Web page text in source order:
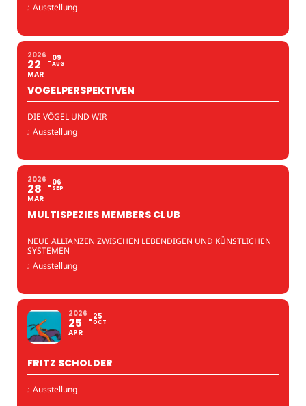
: Ausstellung
2026
22
MAR
09
AUG
VOGELPERSPEKTIVEN
DIE VÖGEL UND WIR
: Ausstellung
2026
28
MAR
06
SEP
MULTISPEZIES MEMBERS CLUB
NEUE ALLIANZEN ZWISCHEN LEBENDIGEN UND KÜNSTLICHEN
SYSTEMEN
: Ausstellung
2026
25
APR
25
OCT
FRITZ SCHOLDER
: Ausstellung